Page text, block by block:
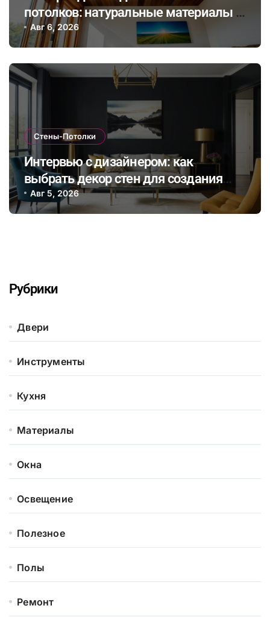
потолков: натуральные материалы и
экологичные покрытия для
современного интерьера
Авг 6, 2026
Стены-Потолки
Интервью с дизайнером: как
выбрать декор стен для создания
уникальной атмосферы в разных
зонах квартиры
Авг 5, 2026
Рубрики
Двери
Инструменты
Кухня
Материалы
Окна
Освещение
Полезное
Полы
Ремонт